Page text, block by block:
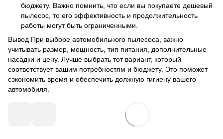
бюджету. Важно помнить, что если вы покупаете дешевый
пылесос, то его эффективность и продолжительность
работы могут быть ограниченными.
Вывод При выборе автомобильного пылесоса, важно
учитывать размер, мощность, тип питания, дополнительные
насадки и цену. Лучше выбрать тот вариант, который
соответствует вашим потребностям и бюджету. Это поможет
сэкономить время и обеспечить должную гигиену вашего
автомобиля.